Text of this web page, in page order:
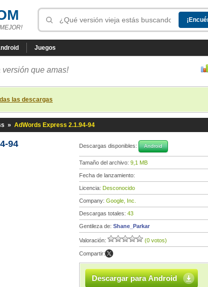
Juegos
versión que amas!
las descargas
» AdWords Express 2.1.94-94
94 Descargas disponibles: Android
Tamaño del archivo: 9,1 MB
Fecha de lanzamiento:
Licencia: Desconocido
Company: Google, Inc.
Descargas totales: 43
Gentileza de: Shane_Parkar
Valoración: (0 votos)
Compartir:
Descargar para Android